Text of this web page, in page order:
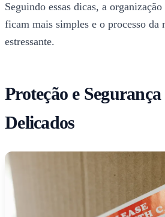
Seguindo essas dicas, a
ficam mais simples e o processo da
estressante.
Proteção e
Delicados